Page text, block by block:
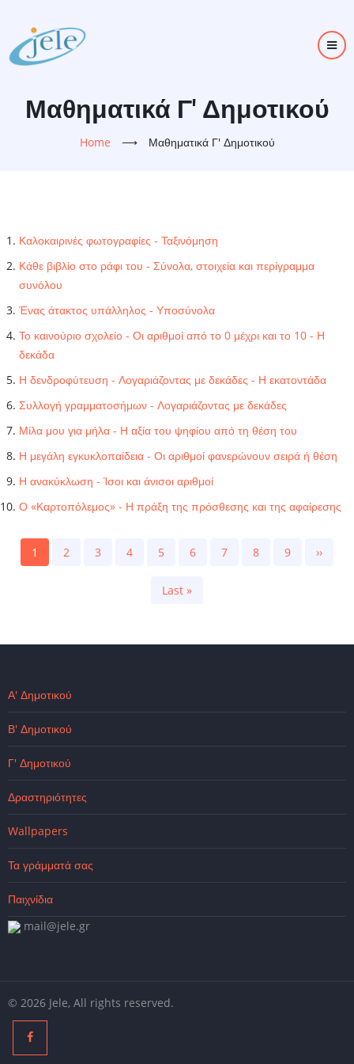
main
content
Μαθηματικά Γ' Δημοτικού
Home ⟶ Μαθηματικά Γ' Δημοτικού
Καλοκαιρινές φωτογραφίες - Ταξινόμηση
Κάθε βιβλίο στο ράφι του - Σύνολα, στοιχεία και περίγραμμα
συνόλου
Ένας άτακτος υπάλληλος - Υποσύνολα
Το καινούριο σχολείο - Οι αριθμοί από το 0 μέχρι και το 10 - Η
δεκάδα
Η δενδροφύτευση - Λογαριάζοντας με δεκάδες - Η εκατοντάδα
Συλλογή γραμματοσήμων - Λογαριάζοντας με δεκάδες
Μίλα μου για μήλα - Η αξία του ψηφίου από τη θέση του
Η μεγάλη εγκυκλοπαίδεια - Οι αριθμοί φανερώνουν σειρά ή θέση
Η ανακύκλωση - Ίσοι και άνισοι αριθμοί
Ο «Καρτοπόλεμος» - Η πράξη της πρόσθεσης και της αφαίρεσης
Current
1 Page
2 Page
3 Page
4 Page
5 Page
6 Page
7 Page
8 Page
9
Next
››
Last
Last »
Α' Δημοτικού
Β' Δημοτικού
Γ' Δημοτικού
Δραστηριότητες
Wallpapers
Τα γράμματά σας
Παιχνίδια
mail@jele.gr
© 2026 Jele, All rights reserved.